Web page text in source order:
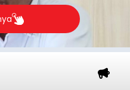
-Meski sempat
di Pura
Tangkas
upaya damai,
mediasi yang